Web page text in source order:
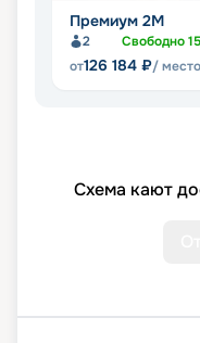
Премиум 2М
2 Свободно15
от126 184 ₽/ место
Схема кают